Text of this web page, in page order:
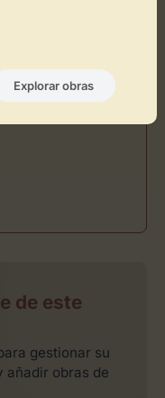
de este
gestionar su
añadir obras de
Explorar obras